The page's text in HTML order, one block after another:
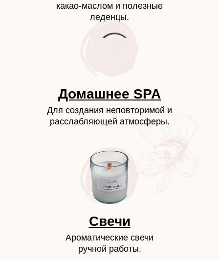
какао-маслом и полезные
леденцы.
Свечи
Ароматические свечи
ручной работы.
Домашнее SPA
Для создания неповторимой и
расслабляющей атмосферы.